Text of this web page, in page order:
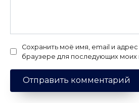
Сохранить моё имя, email и адрес
браузере для последующих моих